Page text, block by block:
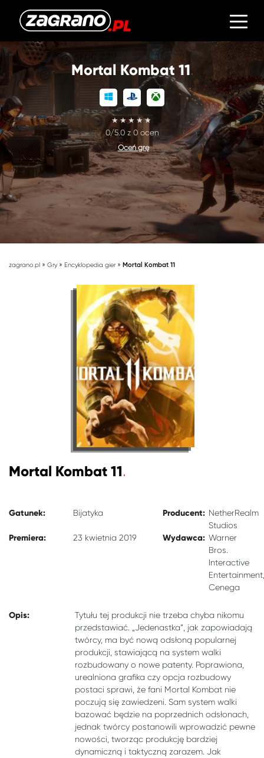
Mortal Kombat 11
0/5.0 z 0 ocen
Oceń grę
zagrano.pl » Gry» Encyklopedia gier » Mortal Kombat 11
Mortal Kombat 11
Gatunek: Bijatyka Producent: NetherRealm
Studios
Premiera: 23 kwietnia 2019 Wydawca: Warner
Bros.
Interactive
Cenega
Opis:
Tytułu tej produkcji nie trzeba chyba nikomu
przedstawiać. „Jedenastka”, jak zapowiadają
twórcy, ma być nową odsłoną popularnej
produkcji, stawiającą na system walki
rozbudowany o nowe patenty. Poprawiona,
urealniona grafika czy opcja rozbudowy
postaci sprawi, że fani Mortal Kombat nie
poczują się zawiedzeni. Sam system walki
bazować będzie na poprzednich odsłonach,
jednak twórcy postanowili wprowadzić pewne
nowości, tworząc produkcję bardziej
dynamiczną i taktyczną zarazem. Jak